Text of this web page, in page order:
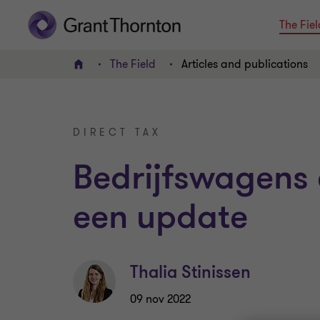
The
HOME The Field Articles and publications
DIRECT TAX
een update
Thalia Stinissen
09 nov 2022